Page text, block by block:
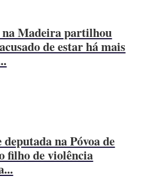
na Madeira partilhou
de estar há mais
na Póvoa de
filho de violência